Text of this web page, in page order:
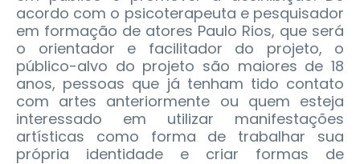
acordo com o psicoterapeuta e pesquisador
em formação de atores Paulo Rios, que será
o orientador e facilitador do projeto, o
público-alvo do projeto são maiores de 18
anos, pessoas que já tenham tido contato
com artes anteriormente ou quem esteja
interessado em utilizar manifestações
artísticas como forma de trabalhar sua
própria identidade e criar formas de